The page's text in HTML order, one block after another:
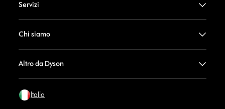
Servizi
Chi siamo
Altro da Dyson
Italia